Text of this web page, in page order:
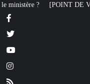
et liberté